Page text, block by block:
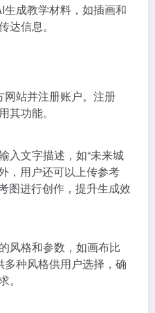
成教学材料，如插画和
达信息。
网站并注册账户。注册
其功能。
入文字描述，如“未来城
，用户还可以上传参考
图进行创作，提升生成效
风格和参数，如画布比
种风格供用户选择，确